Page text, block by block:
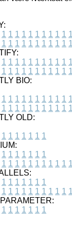
1 1 1 1 1 1 1 1 1 1 1
1 1 1 1 1 1 1 1 1 1 1
1 1 1 1 1 1 1 1 1 1 1
1 1 1 1 1 1 1 1 1 1 1
BIO:
1 1 1 1 1 1 1 1 1 1 1
1 1 1 1 1 1 1 1 1 1 1
OLD:
1 1 1 1 1 1 1
1 1 1 1 1 1 1
1 1 1 1 1 1 1 1 1 1 1
1 1 1 1 1 1 1
1 1 1 1 1 1 1 1 1 1 1
1 1 1 1 1 1 1